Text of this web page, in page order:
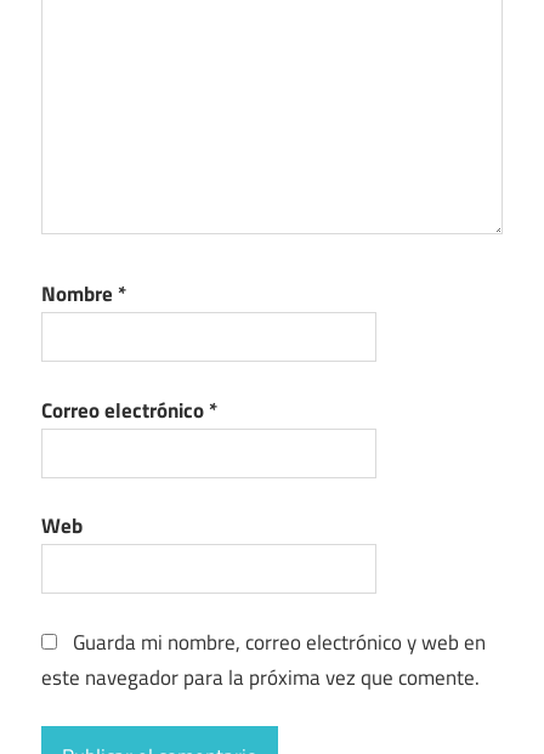
Nombre *
Correo electrónico*
Web
Guarda mi nombre, correo electrónico y web en
este navegador para la próxima vez que comente.